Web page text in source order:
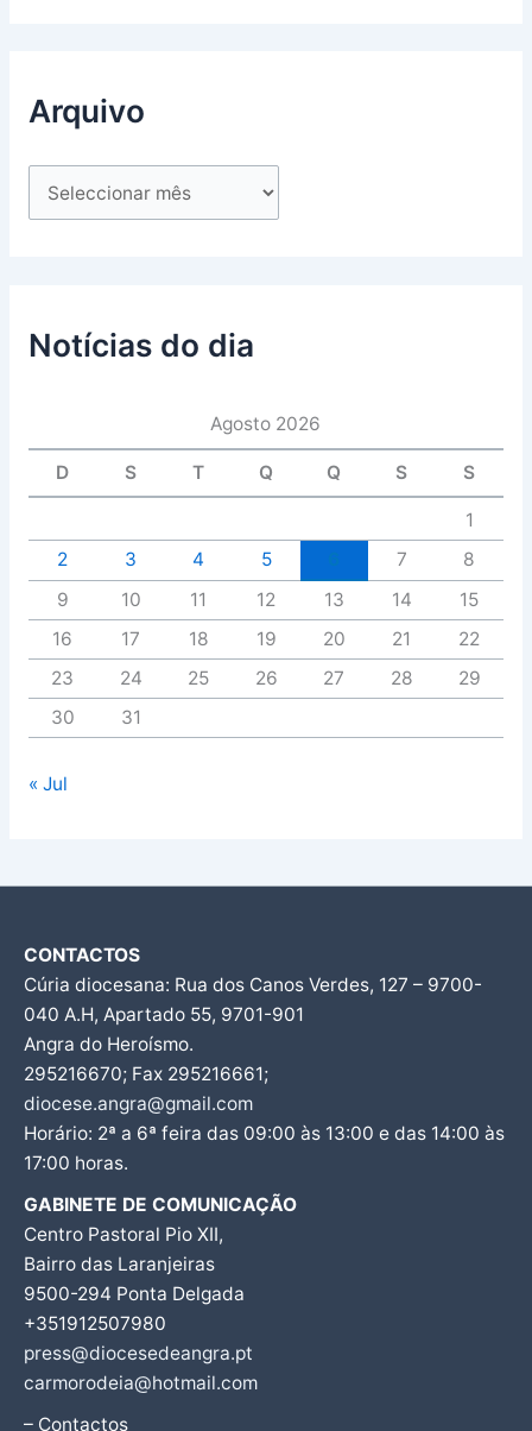
Arquivo
Notícias do dia
Agosto 2026
D S T Q Q S S
1
2
3 4 5 7
8
9
10 11 12 13 14
15
16
17 18 19 20 21
22
23
24 25 26 27 28
29
30
31
« Jul
CONTACTOS
Cúria diocesana: Rua dos Canos Verdes, 127 – 9700-
040 A.H, Apartado 55, 9701-901
Angra do Heroísmo.
295216670; Fax 295216661;
diocese.angra@gmail.com
Horário: 2ª a 6ª feira das 09:00 às 13:00 e das 14:00 às
17:00 horas.
GABINETE DE COMUNICAÇÃO
Centro Pastoral Pio XII,
Bairro das Laranjeiras
9500-294 Ponta Delgada
+351912507980
press@diocesedeangra.pt
carmorodeia@hotmail.com
– Contactos